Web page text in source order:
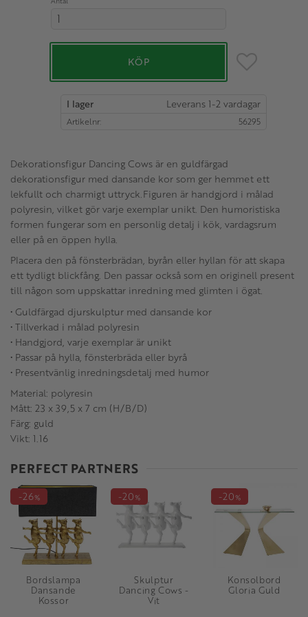
KÖP Lägg till i
I lager
Artikelnr 56295
Dekorationsfigur Dancing Cows är en guldfärgad
dekorationsfigur med dansande kor som ger hemmet ett
lekfullt och charmigt uttryck.Figuren är handgjord i målad
polyresin, vilket gör varje exemplar unikt. Den humoristiska
formen fungerar som en personlig detalj i kök, vardagsrum
eller på en öppen hylla.
Placera den på fönsterbrädan, byrån eller hyllan för att skapa
ett tydligt blickfång. Den passar också som en originell present
till någon som uppskattar inredning med glimten i ögat.
• Guldfärgad djurskulptur med dansande kor
• Tillverkad i målad polyresin
• Handgjord, varje exemplar är unikt
• Passar på hylla, fönsterbräda eller byrå
• Presentvänlig inredningsdetalj med humor
Material: polyresin
Mått: 23 x 39,5 x 7 cm (H/B/D)
Färg: guld
Vikt: 1.16
PERFECT PARTNERS
Bordslampa
Dansande
Kossor
26%
Skulptur
Dancing Cows -
Vit
20%
Konsolbord
Gloria Guld
20%